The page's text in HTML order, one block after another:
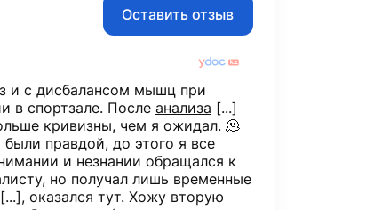
Оставить отзыв
и с дисбалансом мышц при
в спортзале. После анализа ​ [...]
кривизны, чем я ожидал. 🫠
правдой, до этого я все
и незнании обращался к
но получал лишь временные
оказался тут. Хожу вторую